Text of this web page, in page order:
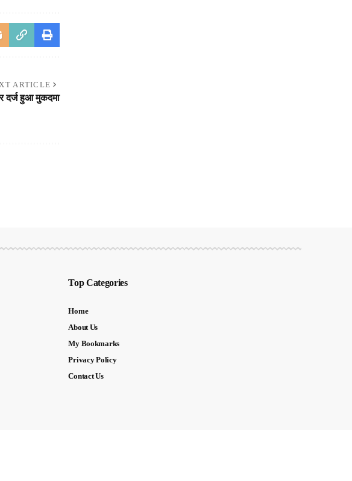
ARTICLE
दर्ज हुआ मुकदमा
Top Categories
Home
About Us
My Bookmarks
Privacy Policy
Contact Us